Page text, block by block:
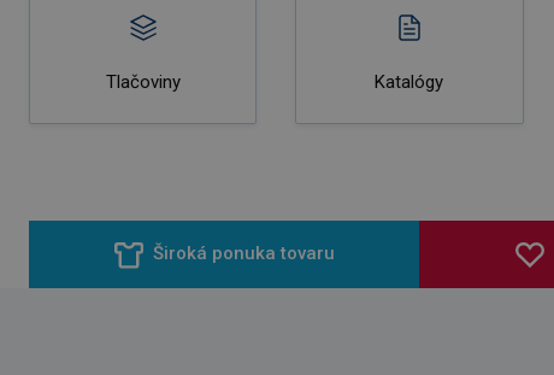
Tlačoviny Katalógy
Široká ponuka tovaru